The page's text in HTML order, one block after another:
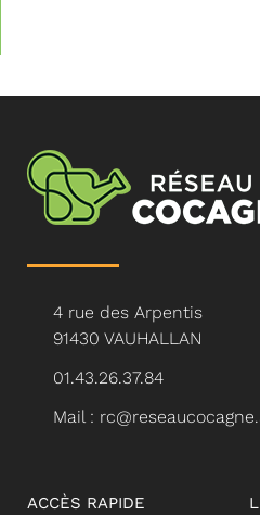
4 rue des Arpentis
91430 VAUHALLAN
01.43.26.37.84
Mail :
ACCÈS RAPIDE